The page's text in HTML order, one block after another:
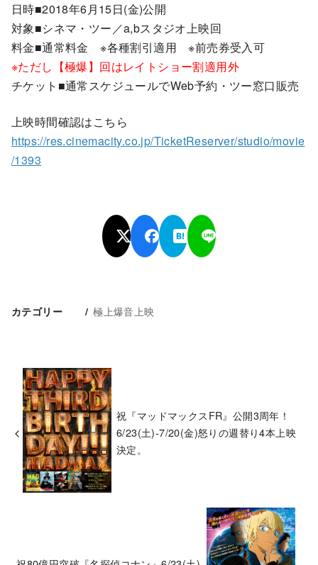
日時■2018年6月15日(金)公開
対象■シネマ・ツー／a,bスタジオ上映回
料金■通常料金 ※各種割引適用 ※前売券受入可
※ただし【極爆】回はレイトショー割適用外
チケット■通常スケジュールでWeb予約・ツー窓口販売
上映時間確認はこちら
https://res.cinemacity.co.jp/TicketReserver/studio/movie
/1393
カテゴリー 極上爆音上映
祝『マッドマックスFR』公開3周年！
6/23(土)-7/20(金)怒りの週替り4本上映
決定。